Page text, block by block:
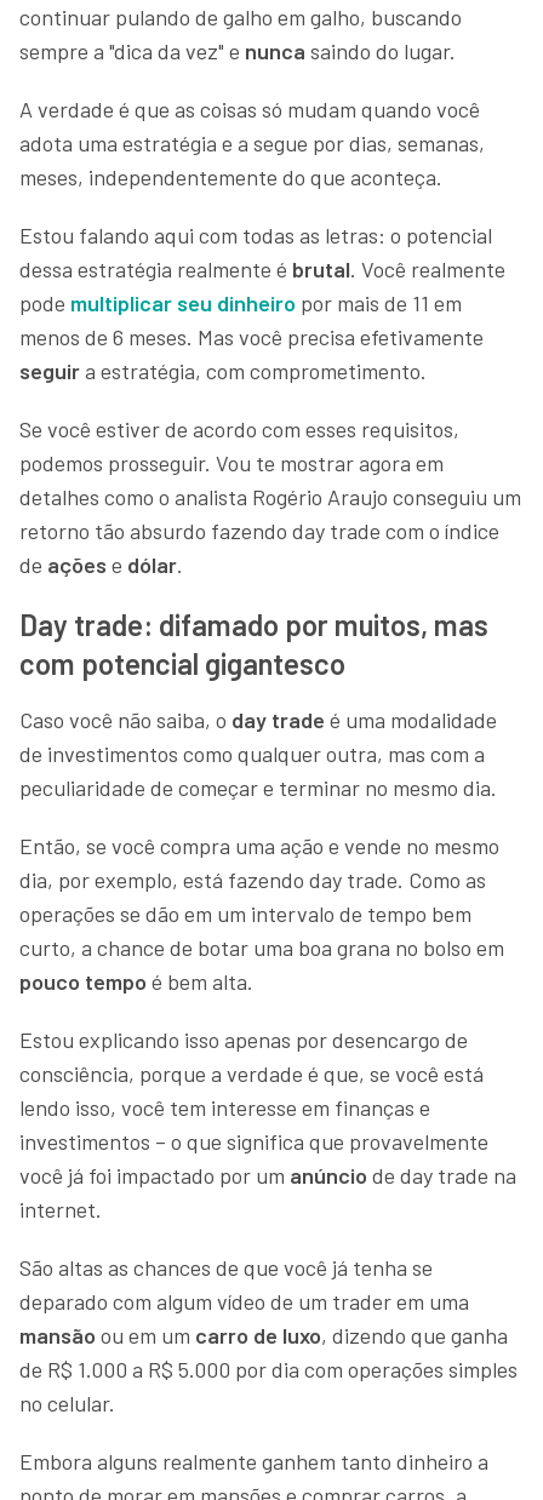
continuar pulando de galho em galho, buscando
sempre a "dica da vez" e nunca saindo do lugar.
A verdade é que as coisas só mudam quando você
adota uma estratégia e a segue por dias, semanas,
meses, independentemente do que aconteça.
Estou falando aqui com todas as letras: o potencial
dessa estratégia realmente é brutal. Você realmente
pode multiplicar seu dinheiro por mais de 11 em
menos de 6 meses. Mas você precisa efetivamente
seguira estratégia, com comprometimento.
Se você estiver de acordo com esses requisitos,
podemos prosseguir. Vou te mostrar agora em
detalhes como o analista Rogério Araujo conseguiu um
retorno tão absurdo fazendo day trade com o índice
de ações e dólar.
Day trade: difamado por muitos, mas
com potencial gigantesco
Caso você não saiba, o day trade é uma modalidade
de investimentos como qualquer outra, mas com a
peculiaridade de começar e terminar no mesmo dia.
Então, se você compra uma ação e vende no mesmo
dia, por exemplo, está fazendo day trade. Como as
operações se dão em um intervalo de tempo bem
curto, a chance de botar uma boa grana no bolso em
pouco tempo é bem alta.
Estou explicando isso apenas por desencargo de
consciência, porque a verdade é que, se você está
lendo isso, você tem interesse em finanças e
investimentos – o que significa que provavelmente
você já foi impactado por um anúncio de day trade na
internet.
São altas as chances de que você já tenha se
deparado com algum vídeo de um trader em uma
mansão ou em um carro de luxo, dizendo que ganha
de R$ 1.000 a R$ 5.000 por dia com operações simples
no celular.
Embora alguns realmente ganhem tanto dinheiro a